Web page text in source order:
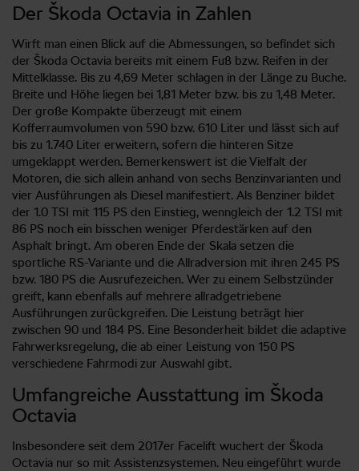
Der Škoda Octavia in Zahlen
Wirft man einen Blick auf die Abmessungen, so befindet sich
der Škoda Octavia bereits mit einem Fuß bzw. Reifen in der
Mittelklasse. Bis zu 4,69 Meter schlagen in der Länge zu Buche.
Breite und Höhe liegen bei 1,81 Meter bzw. bis zu 1,48 Meter.
Der große Kompakte überzeugt mit einem
Kofferraumvolumen von 590 bzw. 610 Liter und lässt sich auf
bis zu 1.740 Liter erweitern, sofern die hinteren Sitze
umgeklappt werden. Bemerkenswert ist die Vielfalt der
Motoren, die sich allein anhand von sechs Benzinvarianten und
vier Ausführungen als Diesel manifestiert. Als Benziner bildet
der 1.0 TSI mit 115 PS den Einstieg, wenngleich der 1.2 TSI mit
86 PS noch ein bisschen weniger Pferdestärken auf den
Asphalt bringt. Am oberen Ende der Skala setzen die
sportliche RS-Variante und die Allradversion mit ihren 245 PS
bzw. 180 PS die Ausrufezeichen. Wer zu einem Selbstzünder
greift, kann ebenfalls auf mehrere allradgetriebene
Ausführungen zurückgreifen. Die Leistung beträgt hier
zwischen 90 und 184 PS. Eine Besonderheit bildet die adaptive
Fahrwerksregelung, die ab einer Leistung von 150 PS
verschiedene Fahrmodi zur Auswahl gibt.
Umfangreiche Ausstattung im Škoda
Octavia
Insbesondere seit dem 2017er Facelift wuchert der Škoda
Octavia nur so mit Assistenzsystemen. Neu eingeführt wurde